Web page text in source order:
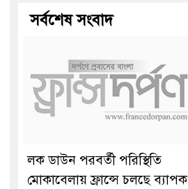
সর্বশেষ সংবাদ
লক ডাউন পরবর্তী পরিস্থিতি
মোকাবেলায় ফ্রান্সে চলছে ব্যাপক